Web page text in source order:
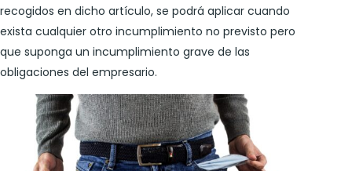
recogidos en dicho artículo, se podrá aplicar cuando
exista cualquier otro incumplimiento no previsto pero
que suponga un incumplimiento grave de las
obligaciones del empresario.